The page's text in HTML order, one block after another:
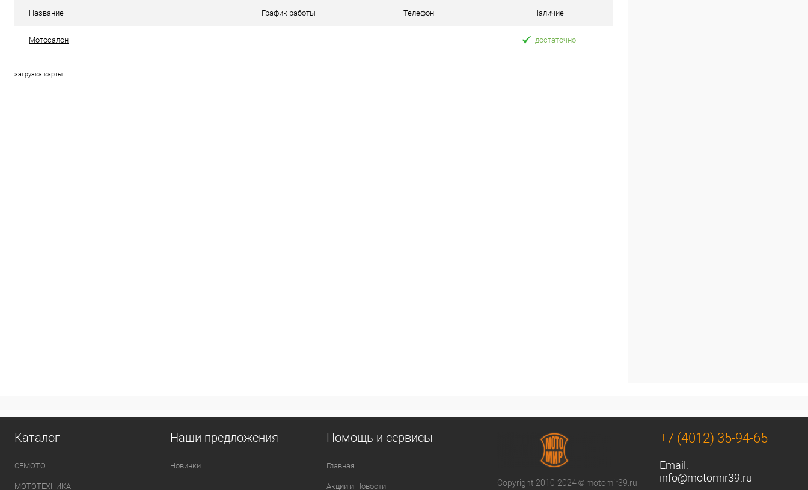
Название График работы Телефон Наличие
Мотосалон достаточно
загрузка карты...
Каталог
CFMOTO
МОТОТЕХНИКА
Наши предложения
Новинки
Помощь и сервисы
Главная
Акции и Новости Copyright 2010-2024 © motomir39.ru -
+7 (4012) 35-94-65
Email:
info@motomir39.ru